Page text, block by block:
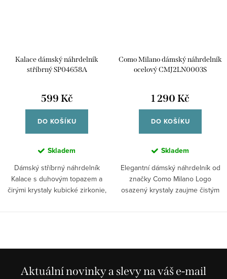
Kalace dámský náhrdelník
stříbrný SP04658A
599 Kč
DO KOŠÍKU
Skladem
Dámský stříbrný náhrdelník
Kalace s duhovým topazem a
čirými krystaly kubické zirkonie,
Como Milano dámský náhrdelník
ocelový CMJ2LN0003S
1 290 Kč
DO KOŠÍKU
Skladem
Elegantní dámský náhrdelník od
značky Como Milano Logo
osazený krystaly zaujme čistým
Aktuální novinky a slevy na váš e-mail